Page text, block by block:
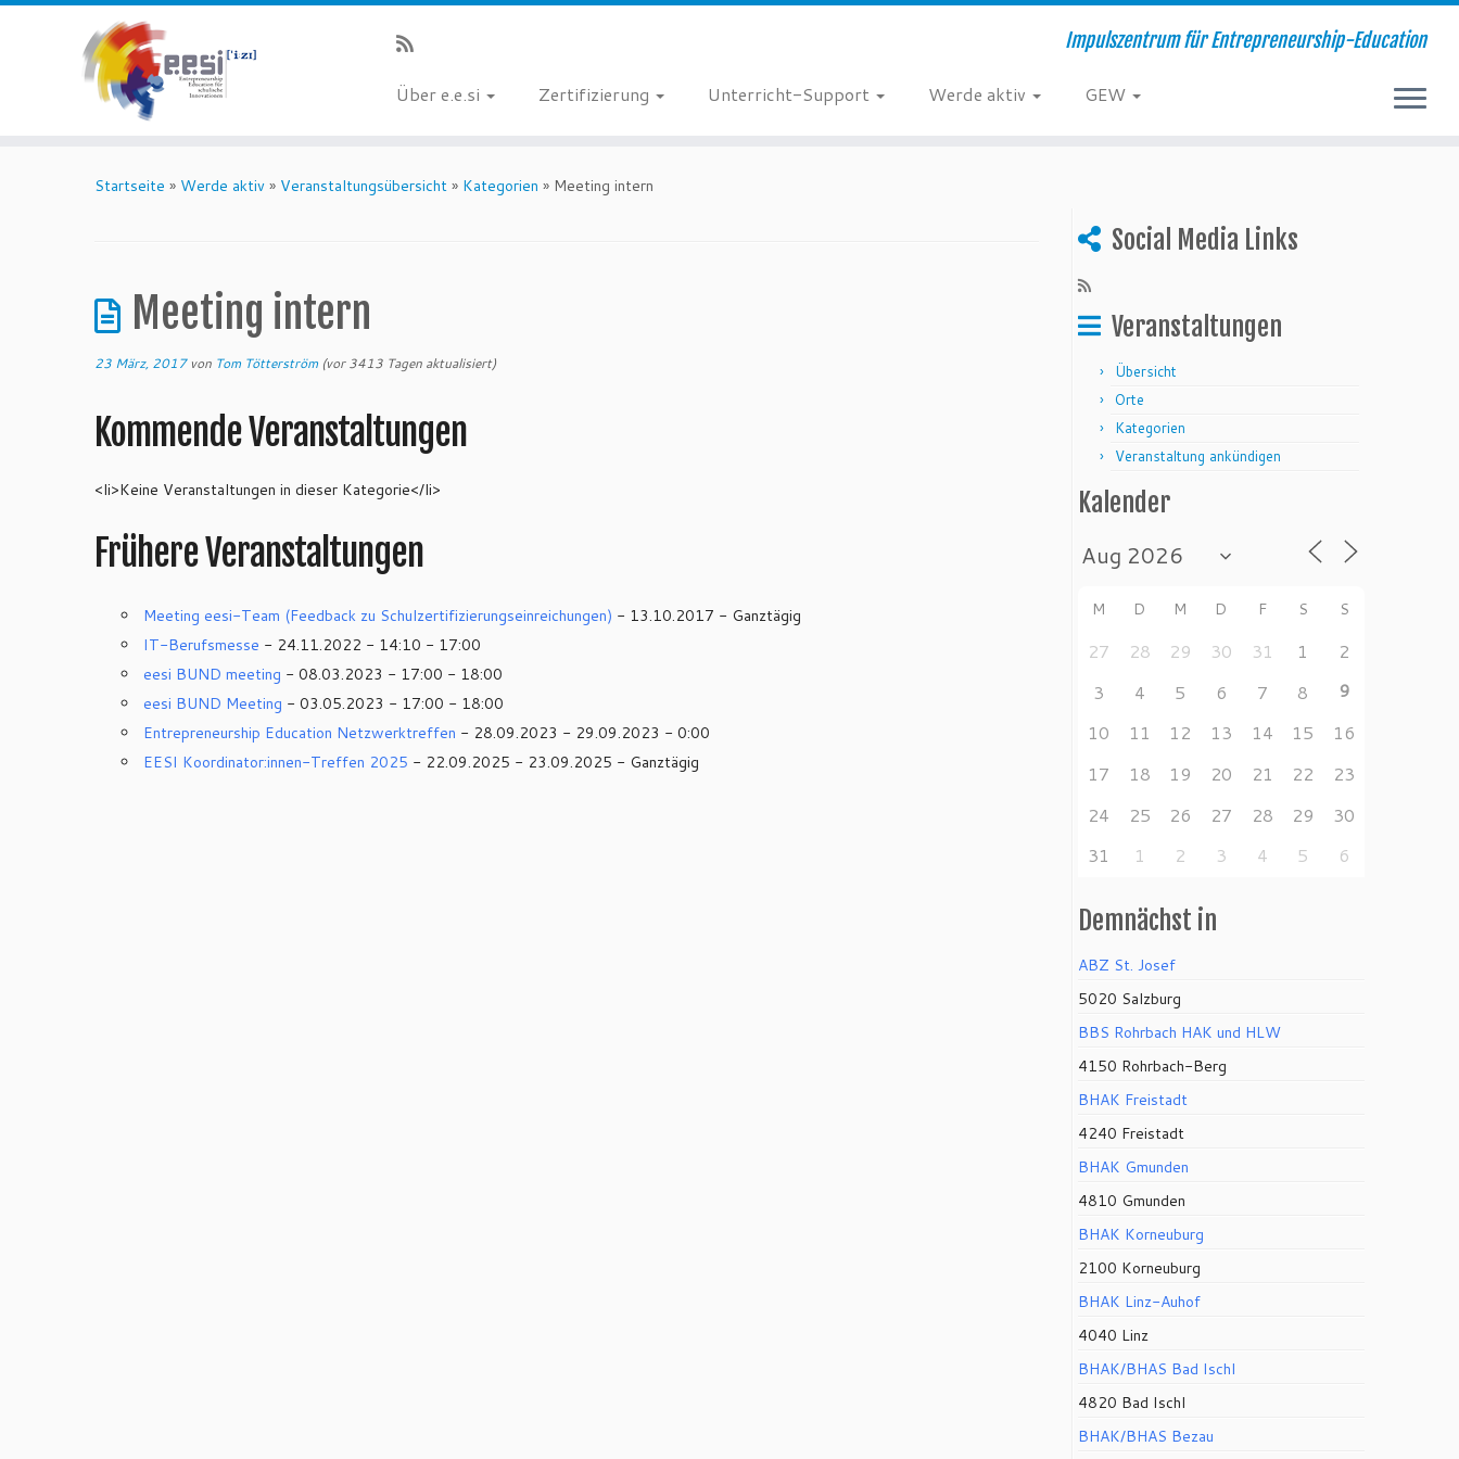
Impulszentrum für Entrepreneurship-Education
Über e.e.si Zertifizierung Unterricht-Support Werde aktiv GEW
Startseite » Werde aktiv » Veranstaltungsübersicht » Kategorien » Meeting intern
Meeting intern
23 März, 2017 von Tom Tötterström (vor 3413 Tagen aktualisiert)
Kommende Veranstaltungen
<li>Keine Veranstaltungen in dieser Kategorie</li>
Frühere Veranstaltungen
Meeting eesi-Team (Feedback zu Schulzertifizierungseinreichungen) - 13.10.2017 - Ganztägig
IT-Berufsmesse - 24.11.2022 - 14:10 - 17:00
eesi BUND meeting - 08.03.2023 - 17:00 - 18:00
eesi BUND Meeting - 03.05.2023 - 17:00 - 18:00
Entrepreneurship Education Netzwerktreffen - 28.09.2023 - 29.09.2023 - 0:00
EESI Koordinator:innen-Treffen 2025 - 22.09.2025 - 23.09.2025 - Ganztägig
Social Media Links
Veranstaltungen
Übersicht
Orte
Kategorien
Veranstaltung ankündigen
Kalender
M D M D F S S
27 28 29 30 31 1
2
3
4 5 6 7 8
9
10
11 12 13 14 15
16
17
18 19 20 21 22
23
24
25 26 27 28 29
30
31
1 2 3 4 5 6
Demnächst in
ABZ St. Josef
5020 Salzburg
BBS Rohrbach HAK und HLW
4150 Rohrbach-Berg
BHAK Freistadt
4240 Freistadt
BHAK Gmunden
4810 Gmunden
BHAK Korneuburg
2100 Korneuburg
BHAK Linz-Auhof
4040 Linz
BHAK/BHAS Bad Ischl
4820 Bad Ischl
BHAK/BHAS Bezau